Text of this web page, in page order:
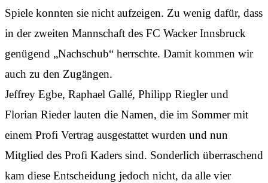
Spiele konnten sie nicht aufzeigen. Zu wenig dafür, dass
in der zweiten Mannschaft des FC Wacker Innsbruck
genügend „Nachschub“ herrschte. Damit kommen wir
auch zu den Zugängen.
Jeffrey Egbe, Raphael Gallé, Philipp Riegler und
Florian Rieder lauten die Namen, die im Sommer mit
einem Profi Vertrag ausgestattet wurden und nun
Mitglied des Profi Kaders sind. Sonderlich überraschend
kam diese Entscheidung jedoch nicht, da alle vier